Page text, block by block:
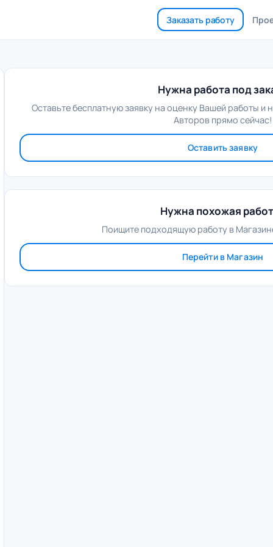
Заказать работу
Нужна работа под
Оставьте бесплатную заявку на оценку Вашей работы и
Авторов прямо сейчас!
Оставить заявку
Нужна похожая
Поищите подходящую работу в
Перейти в Магазин